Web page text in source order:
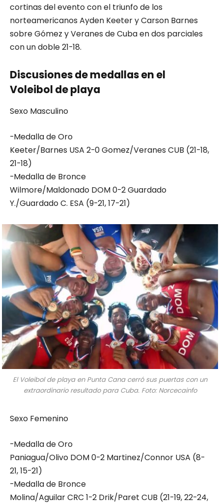
cortinas del evento con el triunfo de los
norteamericanos Ayden Keeter y Carson Barnes
sobre Gómez y Veranes de Cuba en dos parciales
con un doble 21-18.
Discusiones de medallas en el
Voleibol de playa
Sexo Masculino
-Medalla de Oro
Keeter/Barnes USA 2-0 Gomez/Veranes CUB (21-18,
21-18)
-Medalla de Bronce
Wilmore/Maldonado DOM 0-2 Guardado
Y./Guardado C. ESA (9-21, 17-21)
El Voleibol de playa en Punta Cana cerró sus puertas con un
extraordinario resultado para Cuba. Foto: Norcecainfo
Sexo Femenino
-Medalla de Oro
Paniagua/Olivo DOM 0-2 Martinez/Connor USA (8-
21, 15-21)
-Medalla de Bronce
Molina/Aguilar CRC 1-2 Drik/Paret CUB (21-19, 22-24,